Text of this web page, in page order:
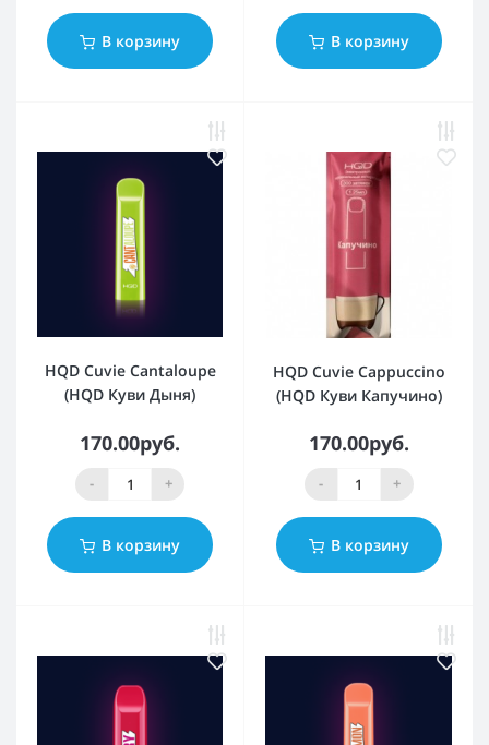
В корзину В корзину
HQD Cuvie Cantaloupe
(HQD Куви Дыня)
170.00руб.
- +
В корзину
HQD Cuvie Cappuccino
(HQD Куви Капучино)
170.00руб.
- +
В корзину